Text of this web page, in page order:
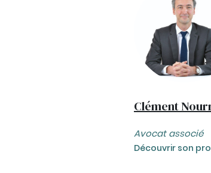
Clément
Avocat associé
Découvrir son